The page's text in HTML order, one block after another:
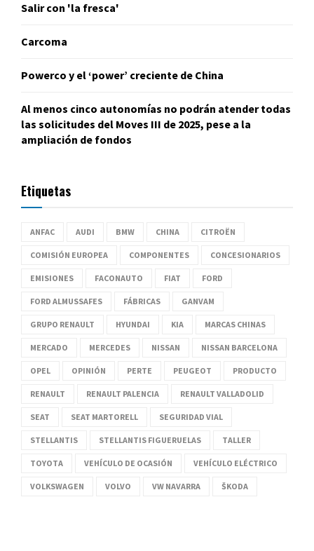
Salir con 'la fresca'
Carcoma
Powerco y el ‘power’ creciente de China
Al menos cinco autonomías no podrán atender todas
las solicitudes del Moves III de 2025, pese a la
ampliación de fondos
Etiquetas
ANFAC AUDI BMW CHINA CITROËN
COMISIÓN EUROPEA COMPONENTES CONCESIONARIOS
EMISIONES FACONAUTO FIAT FORD
FORD ALMUSSAFES FÁBRICAS GANVAM
GRUPO RENAULT HYUNDAI KIA MARCAS CHINAS
MERCADO MERCEDES NISSAN NISSAN BARCELONA
OPEL OPINIÓN PERTE PEUGEOT PRODUCTO
RENAULT RENAULT PALENCIA RENAULT VALLADOLID
SEAT SEAT MARTORELL SEGURIDAD VIAL
STELLANTIS STELLANTIS FIGUERUELAS TALLER
TOYOTA VEHÍCULO DE OCASIÓN VEHÍCULO ELÉCTRICO
VOLKSWAGEN VOLVO VW NAVARRA ŠKODA